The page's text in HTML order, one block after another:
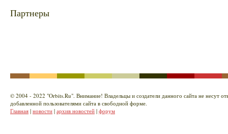
Партнеры
© 2004 - 2022 "Orbits.Ru". Внимание! Владельцы и создатели данного сайта не несут
добавленной пользователями сайта в свободной форме.
Главная | новости | архив новостей | форум